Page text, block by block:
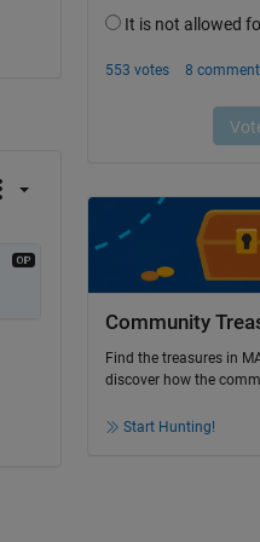
Community
Find the treasures in
discover how the
Start Hunting!